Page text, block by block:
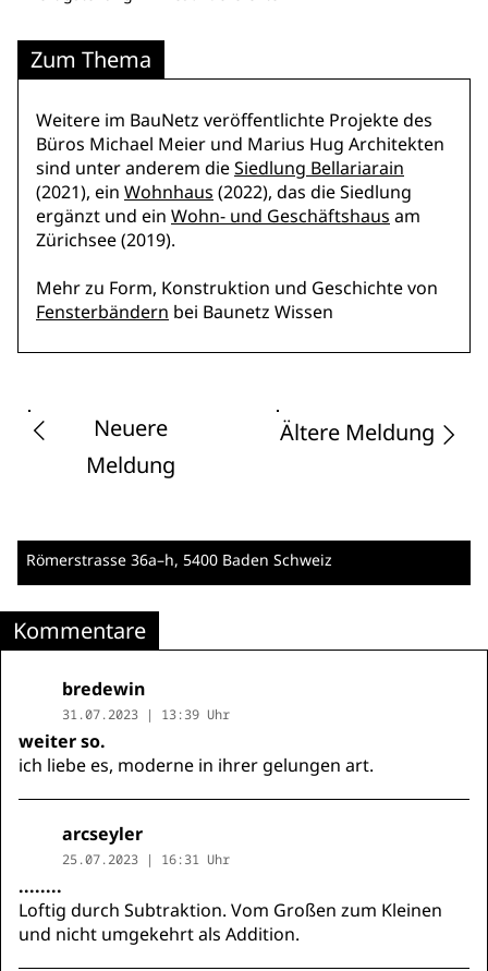
Zum Thema
Weitere im BauNetz veröffentlichte Projekte des
Büros Michael Meier und Marius Hug Architekten
sind unter anderem dieSiedlung Bellariarain
(2021), ein Wohnhaus (2022), das die Siedlung
ergänzt und ein Wohn- und Geschäftshaus am
Zürichsee (2019).
Mehr zu Form, Konstruktion und Geschichte von
Fensterbändern bei Baunetz Wissen
Neuere
Meldung
Ältere Meldung
Römerstrasse 36a–h, 5400 Baden Schweiz
Kommentare
bredewin
31.07.2023 | 13:39 Uhr
weiter so.
ich liebe es, moderne in ihrer gelungen art.
arcseyler
25.07.2023 | 16:31 Uhr
........
Loftig durch Subtraktion. Vom Großen zum Kleinen
und nicht umgekehrt als Addition.